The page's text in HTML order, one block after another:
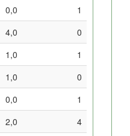
0,0
1
4,0
0
1,0
1
1,0
0
0,0
1
2,0
4